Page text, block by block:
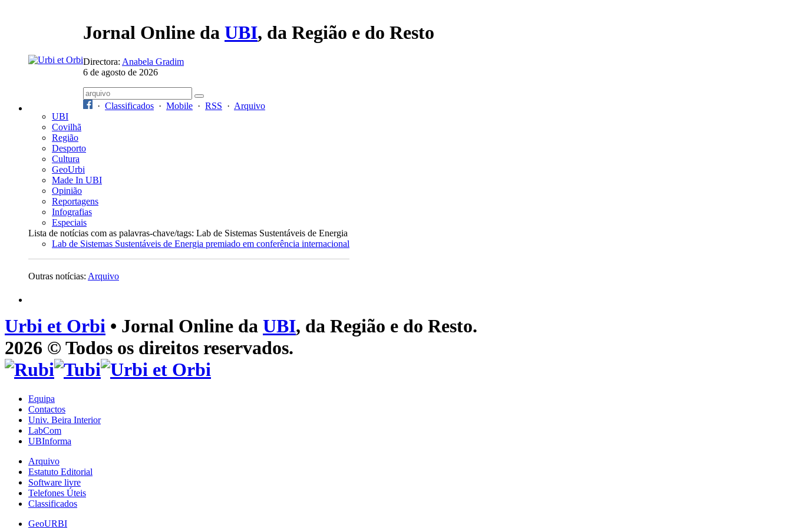
Jornal Online da UBI, da Região e do Resto
Directora: Anabela Gradim
6 de agosto de 2026
· Classificados · Mobile · RSS · Arquivo
UBI
Covilhã
Região
Desporto
Cultura
GeoUrbi
Made In UBI
Opinião
Reportagens
Infografias
Especiais
Lista de notícias com as palavras-chave/tags: Lab de Sistemas Sustentáveis de Energia
Lab de Sistemas Sustentáveis de Energia premiado em conferência internacional
Outras notícias: Arquivo
Urbi et Orbi • Jornal Online da UBI, da Região e do Resto.
2026 © Todos os direitos reservados.
Equipa
Contactos
Univ. Beira Interior
LabCom
UBInforma
Arquivo
Estatuto Editorial
Software livre
Telefones Úteis
Classificados
GeoURBI